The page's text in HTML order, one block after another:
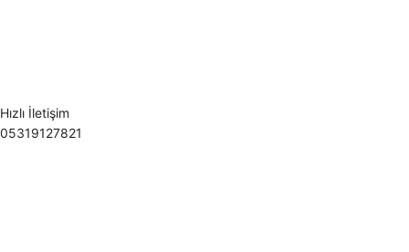
Hızlı İletişim
05319127821